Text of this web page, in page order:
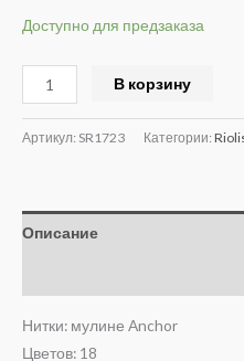
Доступно для предзаказа
В корзину
Артикул: SR1723 Категории:
Описание
Нитки: мулине Anchor
Цветов: 18